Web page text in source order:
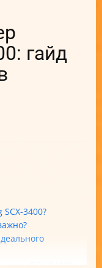
гайд
3400?
SCX-3400?